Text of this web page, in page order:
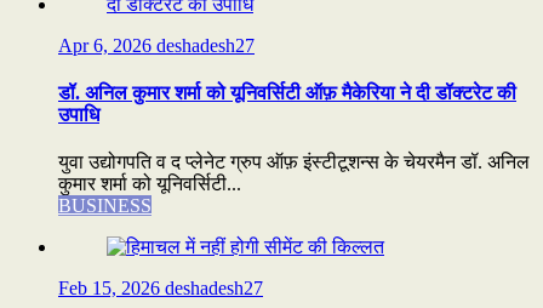
Apr 6, 2026 deshadesh27
डॉ. अनिल कुमार शर्मा को यूनिवर्सिटी ऑफ़ मैकेरिया ने दी डॉक्टरेट की
उपाधि
युवा उद्योगपति व द प्लेनेट ग्रुप ऑफ़ इंस्टीटूशन्स के चेयरमैन डॉ. अनिल
कुमार शर्मा को यूनिवर्सिटी...
BUSINESS
Feb 15, 2026 deshadesh27